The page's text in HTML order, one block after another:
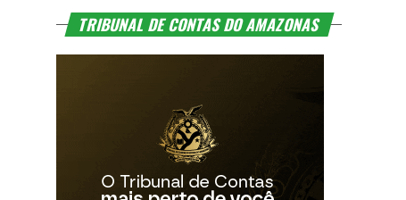
TRIBUNAL DE CONTAS DO AMAZONAS